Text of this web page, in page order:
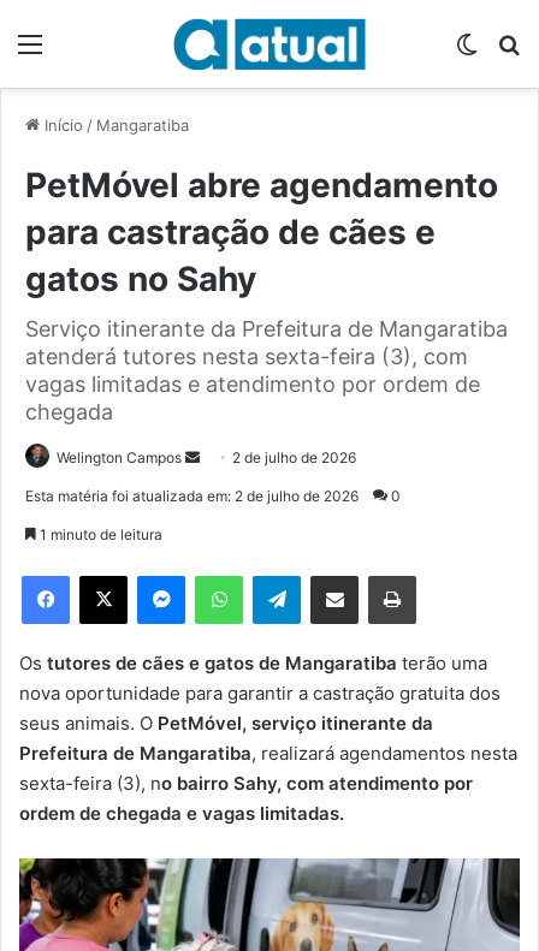
Início / Mangaratiba
PetMóvel abre agendamento
para castração de cães e
gatos no Sahy
Serviço itinerante da Prefeitura de Mangaratiba
atenderá tutores nesta sexta-feira (3), com
vagas limitadas e atendimento por ordem de
chegada
Welington Campos
e
m
e
-
m
a
i
2 de julho de 2026
Esta matéria foi atualizada em: 2 de julho de 2026 0
1 minuto de leitura
Telegram
Os tutores de cães e gatos de Mangaratiba terão uma
nova oportunidade para garantir a castração gratuita dos
seus animais. O PetMóvel, serviço itinerante da
Prefeitura de Mangaratiba, realizará agendamentos nesta
sexta-feira (3), no bairro Sahy, com atendimento por
ordem de chegada e vagas limitadas.